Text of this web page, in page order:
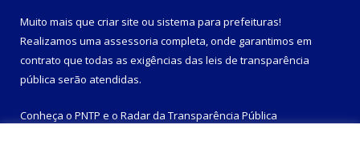
Muito mais que criar site ou sistema para prefeituras!
Realizamos uma assessoria completa, onde garantimos em
contrato que todas as exigências das leis de transparência
pública serão atendidas.
Conheça o PNTP e o Radar da Transparência Pública